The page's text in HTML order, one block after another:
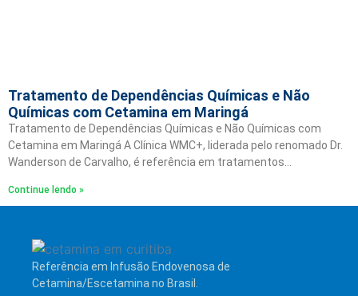
Tratamento de Dependências Químicas e Não
Químicas com Cetamina em Maringá
Tratamento de Dependências Químicas e Não Químicas com
Cetamina em Maringá A Clínica WMC+, liderada pelo renomado Dr.
Wanderson de Carvalho, é referência em tratamentos…
Continue lendo »
Referência em Infusão Endovenosa de
Cetamina/Escetamina no Brasil.